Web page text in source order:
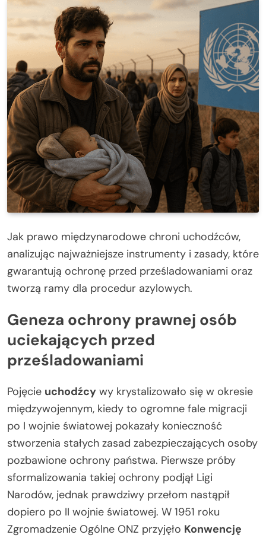
Jak prawo międzynarodowe chroni uchodźców,
analizując najważniejsze instrumenty i zasady, które
gwarantują ochronę przed prześladowaniami oraz
tworzą ramy dla procedur azylowych.
Geneza ochrony prawnej osób
uciekających przed
prześladowaniami
Pojęcie uchodźcy wy krystalizowało się w okresie
międzywojennym, kiedy to ogromne fale migracji
po I wojnie światowej pokazały konieczność
stworzenia stałych zasad zabezpieczających osoby
pozbawione ochrony państwa. Pierwsze próby
sformalizowania takiej ochrony podjął Ligi
Narodów, jednak prawdziwy przełom nastąpił
dopiero po II wojnie światowej. W 1951 roku
Zgromadzenie Ogólne ONZ przyjęło Konwencję